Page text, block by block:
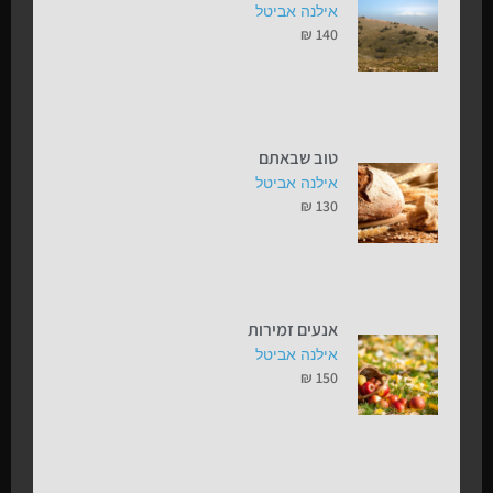
אילנה אביטל
₪ 140
טוב שבאתם
אילנה אביטל
₪ 130
אנעים זמירות
אילנה אביטל
₪ 150